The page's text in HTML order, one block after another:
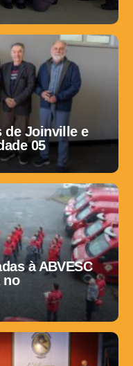
de Joinville e
05
à ABVESC
no